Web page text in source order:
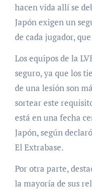
hacen vida allí se
Japón exigen un
de cada jugador,
Los equipos de la
seguro, ya que los
de una lesión son
sortear este
está en una fecha
Japón, según
El Extrabase.
Por otra parte,
la mayoría de sus